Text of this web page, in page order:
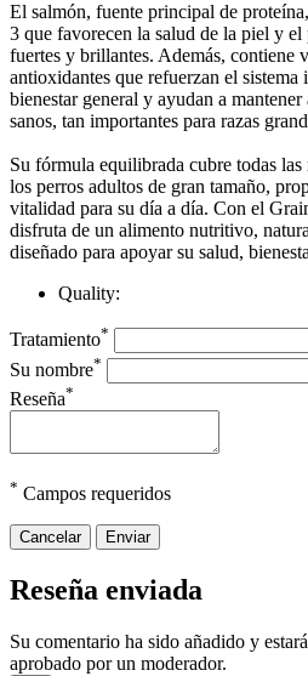
El salmón, fuente principal de
3 que favorecen la salud de la piel y
fuertes y brillantes. Además, contiene
antioxidantes que refuerzan el
bienestar general y ayudan a
sanos, tan importantes para razas
Su fórmula equilibrada cubre todas
los perros adultos de gran tamaño,
vitalidad para su día a día. Con el
disfruta de un alimento nutritivo,
diseñado para apoyar su salud,
Quality:
Tratamiento*
Su nombre*
Reseña*
* Campos requeridos
Cancelar Enviar
Reseña enviada
Su comentario ha sido añadido y
aprobado por un moderador.